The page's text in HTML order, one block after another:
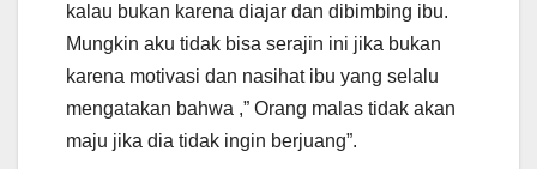
kalau bukan karena diajar dan dibimbing ibu.
Mungkin aku tidak bisa serajin ini jika bukan
karena motivasi dan nasihat ibu yang selalu
mengatakan bahwa ,” Orang malas tidak akan
maju jika dia tidak ingin berjuang”.